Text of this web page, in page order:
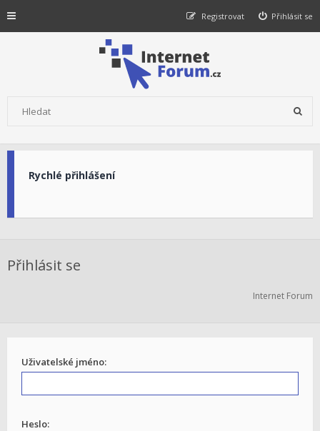
Přihlásit se
Registrovat
Rychlé přihlášení
Přihlásit se
Internet Forum
Uživatelské jméno:
Heslo: